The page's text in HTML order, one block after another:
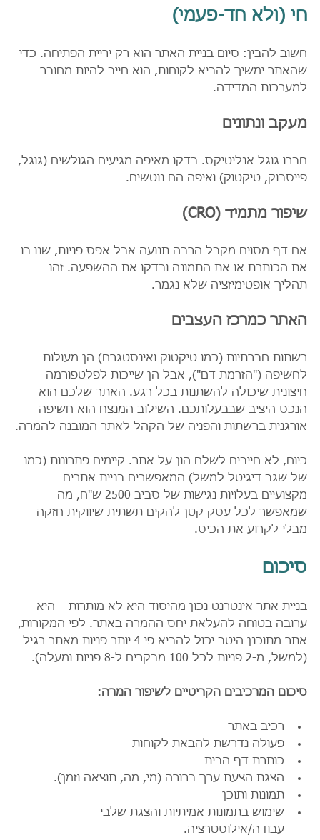
חי (ולא חד-פעמי)
חשוב להבין: סיום בניית האתר הוא רק יריית הפתיחה. כדי
שהאתר ימשיך להביא לקוחות, הוא חייב להיות מחובר
למערכות המדידה.
מעקב ונתונים
חברו גוגל אנליטיקס. בדקו מאיפה מגיעים הגולשים (גוגל,
פייסבוק, טיקטוק) ואיפה הם נוטשים.
שיפור מתמיד (CRO)
אם דף מסוים מקבל הרבה תנועה אבל אפס פניות, שנו בו
את הכותרת או את התמונה ובדקו את ההשפעה. זהו
תהליך אופטימיזציה שלא נגמר.
האתר כמרכז העצבים
רשתות חברתיות (כמו טיקטוק ואינסטגרם) הן מעולות
לחשיפה ("הזרמת דם"), אבל הן שייכות לפלטפורמה
חיצונית שיכולה להשתנות בכל רגע. האתר שלכם הוא
הנכס היציב שבבעלותכם. השילוב המנצח הוא חשיפה
אורגנית ברשתות והפניה של הקהל לאתר המובנה להמרה.
כיום, לא חייבים לשלם הון על אתר. קיימים פתרונות (כמו
של שגב דיגיטל למשל) המאפשרים בניית אתרים
מקצועיים בעלויות נגישות של סביב 2500 ש"ח, מה
שמאפשר לכל עסק קטן להקים תשתית שיווקית חזקה
מבלי לקרוע את הכיס.
סיכום
בניית אתר אינטרנט נכון מהיסוד היא לא מותרות – היא
ערובה בטוחה להעלאת יחס ההמרה באתר. לפי המקורות,
אתר מתוכנן היטב יכול להביא פי 4 יותר פניות מאתר רגיל
(למשל, מ-2 פניות לכל 100 מבקרים ל-8 פניות ומעלה).
סיכום המרכיבים הקריטיים לשיפור המרה:
רכיב באתר
פעולה נדרשת להבאת לקוחות
כותרת דף הבית
הצגת הצעת ערך ברורה (מי, מה, תוצאה וזמן).
תמונות ותוכן
שימוש בתמונות אמיתיות והצגת שלבי
עבודה/אילוסטרציה.